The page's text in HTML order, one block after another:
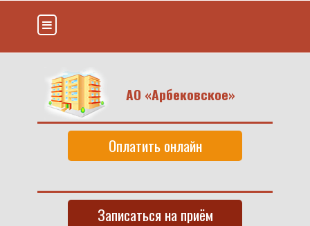
АО «Арбековское»
Оплатить онлайн
Записаться на приём